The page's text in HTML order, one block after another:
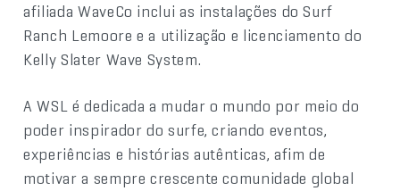
afiliada WaveCo inclui as instalações do Surf
Ranch Lemoore e a utilização e licenciamento do
Kelly Slater Wave System.
A WSL é dedicada a mudar o mundo por meio do
poder inspirador do surfe, criando eventos,
experiências e histórias autênticas, afim de
motivar a sempre crescente comunidade global